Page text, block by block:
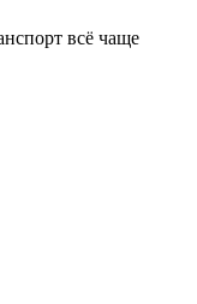
всё чаще